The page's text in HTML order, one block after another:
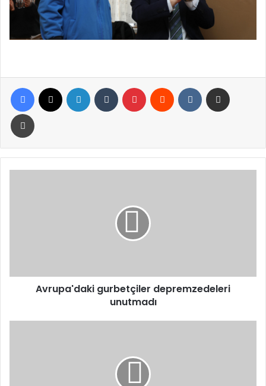
Facebook LinkedIn Tumblr Pinterest Reddit VKontakte
Yazdır
Avrupa'daki gurbetçiler depremzedeleri
unutmadı